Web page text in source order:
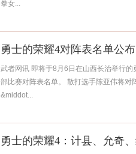
拳女...
勇士的荣耀4对阵表名单公
武者网讯 即将于8月6日在山西长治举行
部比赛对阵表名单。 散打选手陈亚伟将对
&middot...
勇士的荣耀4：计县、允奇